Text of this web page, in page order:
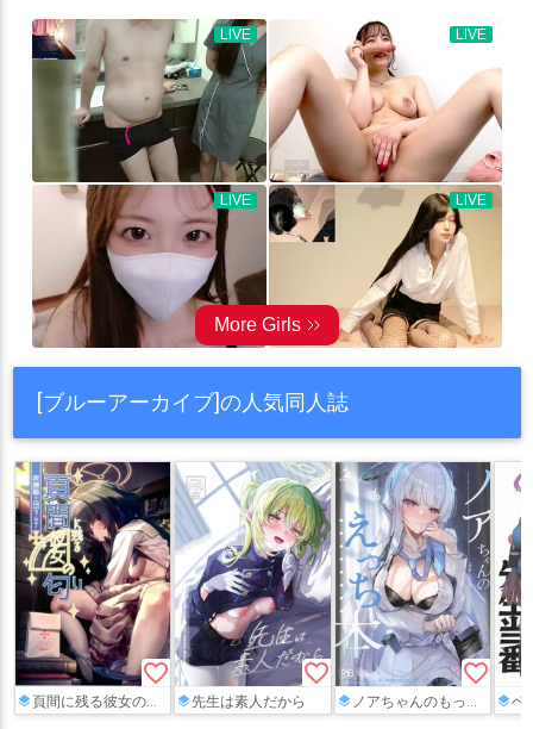
[ブルーアーカイブ]の人気同人誌
favorite_border
頁間に残る彼女の匂い
favorite_border
先生は素人だから
favorite_border
ノアちゃんのもっとえっち本 ベロ